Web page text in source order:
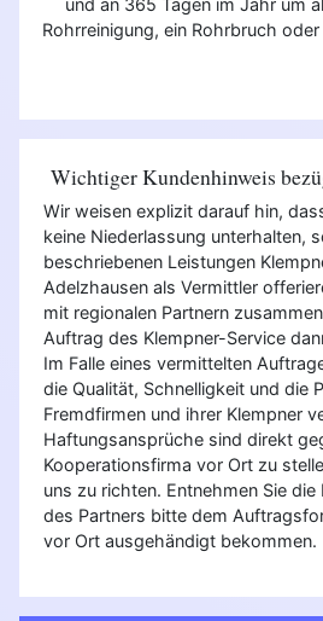
und an 365 Tagen im Jahr um
Rohrreinigung, ein Rohrbruch
Wichtiger Kundenhinweis
Wir weisen explizit darauf hin,
keine Niederlassung unterhalten,
beschriebenen Leistungen
Adelzhausen als Vermittler
mit regionalen Partnern
Auftrag des Klempner-Service
Im Falle eines vermittelten
die Qualität, Schnelligkeit und die
Fremdfirmen und ihrer Klempner
Haftungsansprüche sind direkt
Kooperationsfirma vor Ort zu
uns zu richten. Entnehmen Sie die
des Partners bitte dem
vor Ort ausgehändigt bekommen.